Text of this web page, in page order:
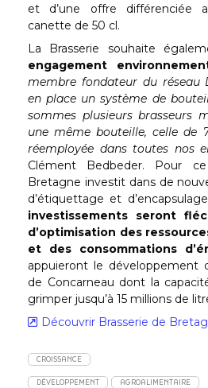
et d’une offre différenciée
canette de 50 cl.
La Brasserie souhaite
engagement
membre fondateur du réseau
en place un système de
sommes plusieurs brasseurs
une même bouteille, celle de
réemployée dans toutes nos
Clément Bedbeder. Pour
Bretagne investit dans de
d’étiquettage et
investissements seront
d’optimisation des
et des consommations
appuieront le développement
de Concarneau dont la
grimper jusqu’à 15 millions de
Découvrir Brasserie de
CROISSANCE
DÉVELOPPEMENT AGROALIMENTAIRE